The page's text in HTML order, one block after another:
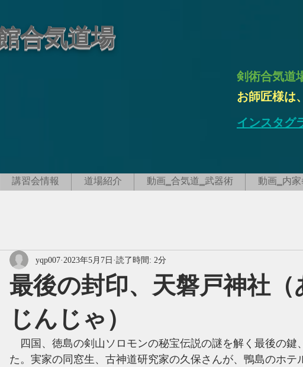
合気道場
剣術合気道
お師匠様は
インスタグ
講習会情報 道場紹介 動画‗合気道‗武器術 動画‗内
最後の封印、天磐戸神社（
じんじゃ）
yqp007 2023年5月7日 読了時間: 2分
四国、徳島の剣山ソロモンの秘宝伝説の謎を解く最後の鍵
た。実家の同窓生、古神道研究家の久保さんが、鴨島のホテ